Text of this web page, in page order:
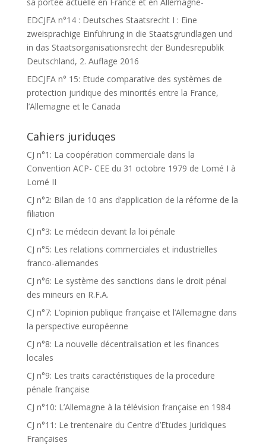
EDCJFA n°14 : Deutsches Staatsrecht I : Eine
zweisprachige Einführung in die Staatsgrundlagen und
in das Staatsorganisationsrecht der Bundesrepublik
Deutschland, 2. Auflage 2016
EDCJFA n° 15: Etude comparative des systèmes de
protection juridique des minorités entre la France,
l’Allemagne et le Canada
Cahiers juriduqes
CJ n°1: La coopération commerciale dans la
Convention ACP- CEE du 31 octobre 1979 de Lomé I à
Lomé II
CJ n°2: Bilan de 10 ans d’application de la réforme de la
filiation
CJ n°3: Le médecin devant la loi pénale
CJ n°5: Les relations commerciales et industrielles
franco-allemandes
CJ n°6: Le système des sanctions dans le droit pénal
des mineurs en R.F.A.
CJ n°7: L’opinion publique française et l’Allemagne dans
la perspective européenne
CJ n°8: La nouvelle décentralisation et les finances
locales
CJ n°9: Les traits caractéristiques de la procedure
pénale française
CJ n°10: L’Allemagne à la télévision française en 1984
CJ n°11: Le trentenaire du Centre d’Etudes Juridiques
Françaises